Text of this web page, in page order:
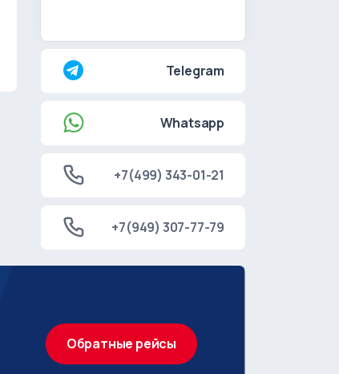
Telegram
Whatsapp
+7(499) 343-01-21
+7(949) 307-77-79
Обратные рейсы